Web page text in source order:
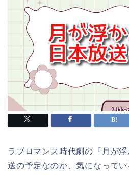
ラブロマンス時代劇の『月が
送の予定なのか、気になって